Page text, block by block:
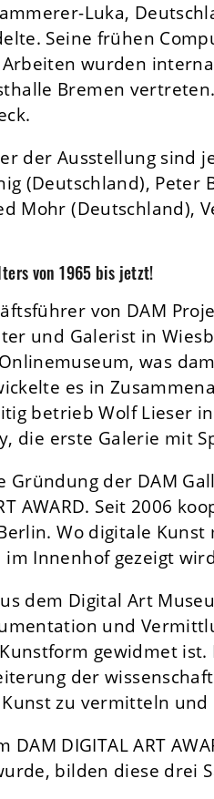
Luka,
Seine frühen
Arbeiten wurden
Bremen
der Ausstellung sind
(Deutschland), Peter
Mohr (Deutschland),
von 1965 bis jetzt!
von DAM
und Galerist in
was
es in
betrieb Wolf Lieser
die erste Galerie mit
Gründung der DAM
AWARD. Seit 2006
Wo digitale
im Innenhof gezeigt
dem Digital Art
und
gewidmet ist.
der
zu vermitteln
DAM DIGITAL ART
bilden diese drei